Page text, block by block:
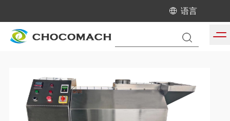
语言
当前位置: 首页/ 产品中心 液压榨油机配套设备